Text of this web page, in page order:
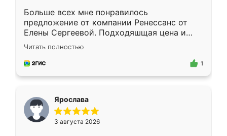
Больше всех мне понравилось
предложение от компании Ренессанс от
Елены Сергеевой. Подходяшщая цена и
короткие сроки изготовления. Приехавший
для замера сотрудник Владислав
предложил по моему эскизу самый
Читать полностью
1
Ярослава
3 августа 2026